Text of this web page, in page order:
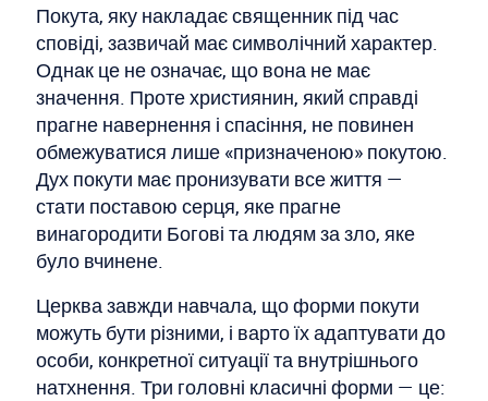
Покута, яку накладає священник під час
сповіді, зазвичай має символічний характер.
Однак це не означає, що вона не має
значення. Проте християнин, який справді
прагне навернення і спасіння, не повинен
обмежуватися лише «призначеною» покутою.
Дух покути має пронизувати все життя —
стати поставою серця, яке прагне
винагородити Богові та людям за зло, яке
було вчинене.
Церква завжди навчала, що форми покути
можуть бути різними, і варто їх адаптувати до
особи, конкретної ситуації та внутрішнього
натхнення. Три головні класичні форми — це: